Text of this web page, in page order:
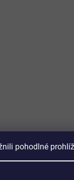
pohodlné